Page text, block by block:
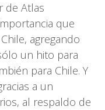
de Atlas
que
agregando
un hito para
para Chile. Y
a un
al respaldo de